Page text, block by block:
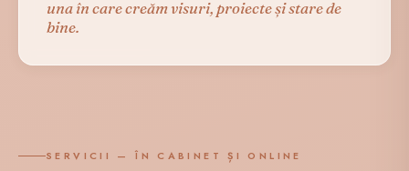
una în care creăm visuri, proiecte și stare de
bine.
SERVICII — ÎN CABINET ȘI ONLINE